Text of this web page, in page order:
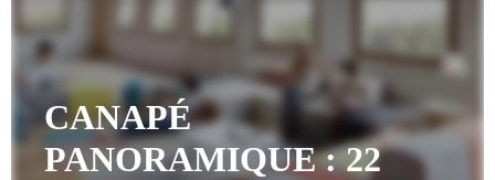
CANAPÉ
PANORAMIQUE : 22